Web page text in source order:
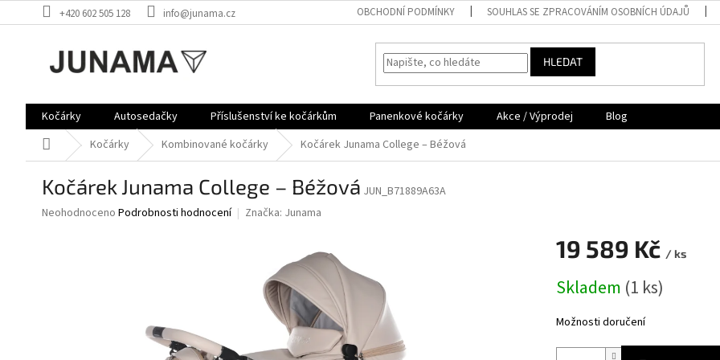
na
+420 602 505 128 info@junama.cz OBCHODNÍ PODMÍNKY SOUHLAS SE ZPRACOVÁNÍM OSOBNÍCH ÚDAJŮ
HLEDAT
Kočárky Autosedačky Příslušenství ke kočárkům Panenkové kočárky Akce / Výprodej
Blog
Domů Kočárky Kombinované kočárky Kočárek Junama College – Béžová
Kočárek Junama College – Béžová JUN_B71889A63A
Průměrné
Neohodnoceno Podrobnosti hodnocení Značka: Junama
19 589 Kč / ks
cena:
Skladem (1 ks)
Možnosti doručení